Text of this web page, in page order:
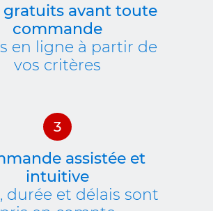
gratuits avant toute
commande
en ligne à partir de
vos critères
assistée et
intuitive
durée et délais sont